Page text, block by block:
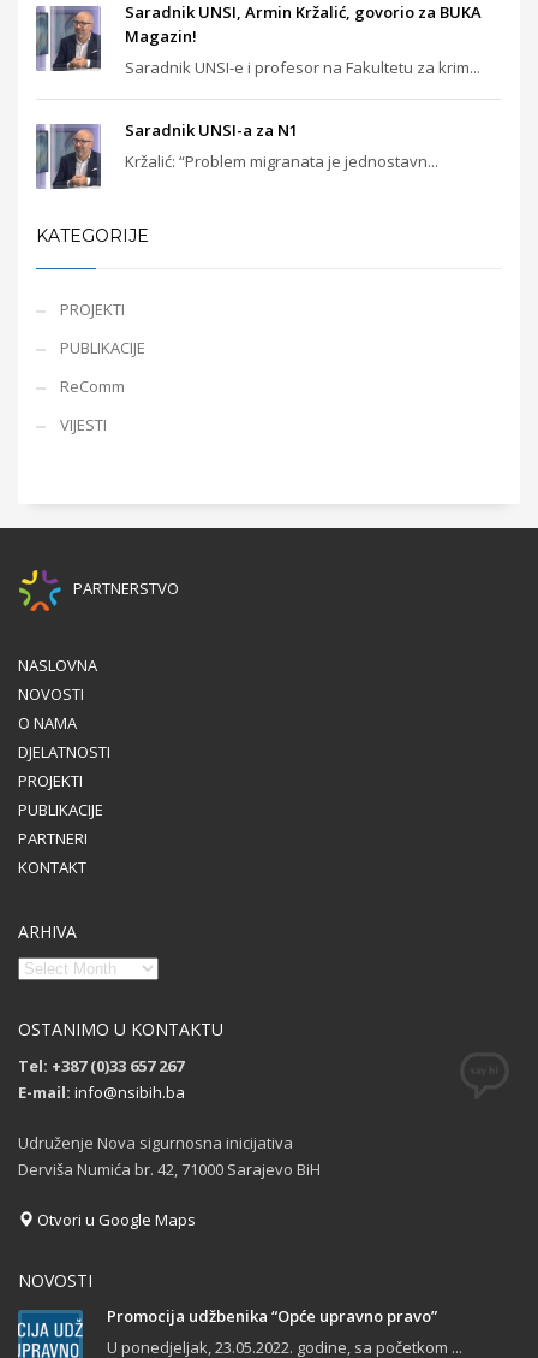
Saradnik UNSI, Armin Kržalić, govorio za BUKA
Magazin!
Saradnik UNSI-e i profesor na Fakultetu za krim...
Saradnik UNSI-a za N1
Kržalić: “Problem migranata je jednostavn...
KATEGORIJE
PROJEKTI
PUBLIKACIJE
ReComm
VIJESTI
PARTNERSTVO
NASLOVNA
NOVOSTI
O NAMA
DJELATNOSTI
PROJEKTI
PUBLIKACIJE
PARTNERI
KONTAKT
ARHIVA
OSTANIMO U KONTAKTU
Tel: +387 (0)33 657 267
E-mail: info@nsibih.ba
Udruženje Nova sigurnosna inicijativa
Derviša Numića br. 42, 71000 Sarajevo BiH
Otvori u Google Maps
NOVOSTI
Promocija udžbenika “Opće upravno pravo”
U ponedjeljak, 23.05.2022. godine, sa početkom ...